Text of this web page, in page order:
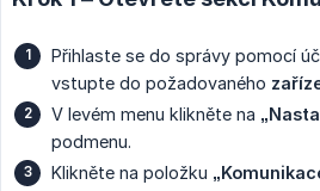
Přihlaste se do správy pomocí
vstupte do požadovaného
V levém menu klikněte na
podmenu.
Klikněte na položku